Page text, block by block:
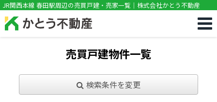
!DOCTYPE html>
JR関西本線 春田駅周辺の売買戸建・売家一覧｜株式会社かとう不動産
売買戸建物件一覧
検索条件を変更